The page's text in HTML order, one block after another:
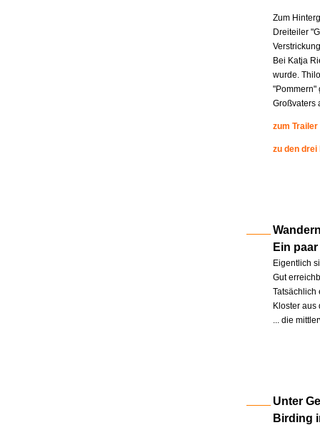
Zum
Dreiteiler
Bei Katja
wurde.
"Pommern"
Großvaters
zum Trailer
zu den
Ein
Eigentlich
Gut
Tatsächlich
Kloster
... die
Unter
Birding